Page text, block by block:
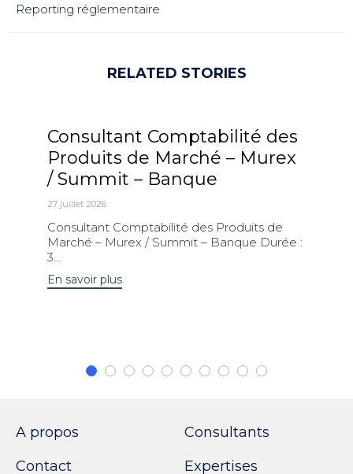
Reporting réglementaire
RELATED STORIES
Consultant Comptabilité des
Produits de Marché – Murex
/ Summit – Banque
27 juillet 2026
Consultant Comptabilité des Produits de
Marché – Murex / Summit – Banque Durée :
3...
En savoir plus
A propos
Contact
Consultants
Expertises